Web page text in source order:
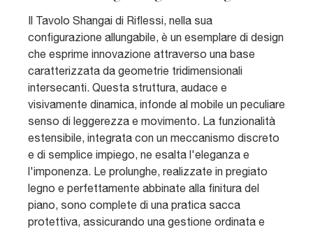
Il Tavolo Shangai di Riflessi, nella sua
configurazione allungabile, è un esemplare di design
che esprime innovazione attraverso una base
caratterizzata da geometrie tridimensionali
intersecanti. Questa struttura, audace e
visivamente dinamica, infonde al mobile un peculiare
senso di leggerezza e movimento. La funzionalità
estensibile, integrata con un meccanismo discreto
e di semplice impiego, ne esalta l'eleganza e
l'imponenza. Le prolunghe, realizzate in pregiato
legno e perfettamente abbinate alla finitura del
piano, sono complete di una pratica sacca
protettiva, assicurando una gestione ordinata e